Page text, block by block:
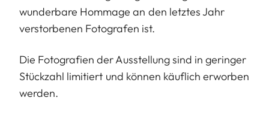
wunderbare Hommage an den letztes Jahr
verstorbenen Fotografen ist.
Die Fotografien der Ausstellung sind in geringer
Stückzahl limitiert und können käuflich erworben
werden.